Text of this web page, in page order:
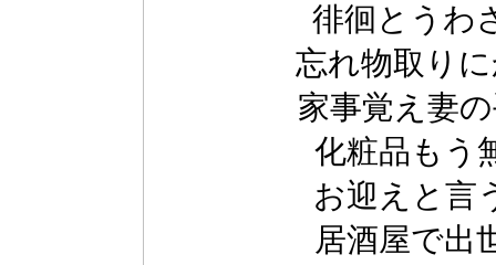
徘徊とうわ
忘れ物取り
家事覚え妻
化粧品もう
お迎えと言
居酒屋で出